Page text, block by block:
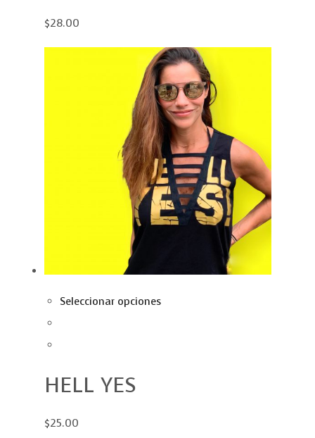
$28.00
Seleccionar opciones
HELL YES
$25.00